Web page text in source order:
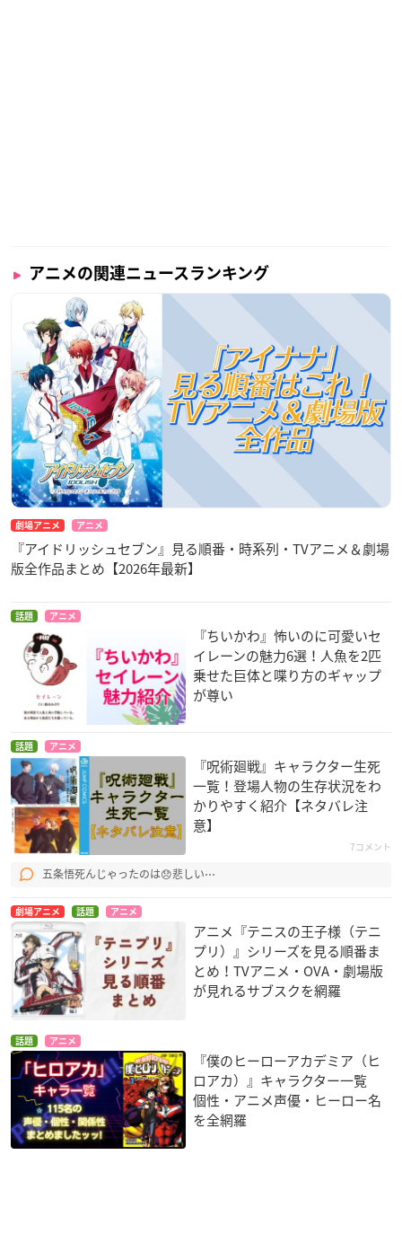
アニメの関連ニュースランキング
劇場アニメ アニメ
『アイドリッシュセブン』見る順番・時系列・TVアニメ＆劇場
版全作品まとめ【2026年最新】
話題 アニメ
『ちいかわ』怖いのに可愛いセ
イレーンの魅力6選！人魚を2匹
乗せた巨体と喋り方のギャップ
が尊い
話題 アニメ
『呪術廻戦』キャラクター生死
一覧！登場人物の生存状況をわ
かりやすく紹介【ネタバレ注
意】
7コメント
五条悟死んじゃったのは😞悲しい⋯
劇場アニメ 話題 アニメ
アニメ『テニスの王子様（テニ
プリ）』シリーズを見る順番ま
とめ！TVアニメ・OVA・劇場版
が見れるサブスクを網羅
話題 アニメ
『僕のヒーローアカデミア（ヒ
ロアカ）』キャラクター一覧
個性・アニメ声優・ヒーロー名
を全網羅